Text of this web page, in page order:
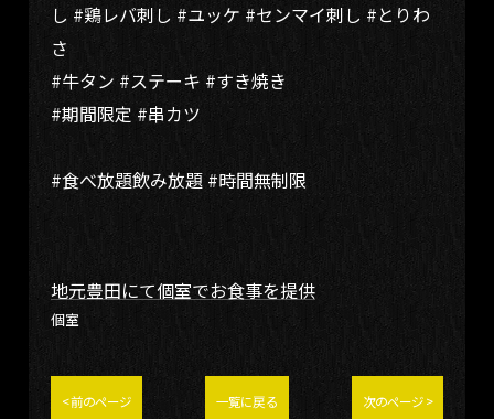
し #鶏レバ刺し #ユッケ #センマイ刺し #とりわ
さ
#牛タン #ステーキ #すき焼き
#期間限定 #串カツ
#食べ放題飲み放題 #時間無制限
地元豊田にて個室でお食事を提供
個室
< 前のページ 一覧に戻る 次のページ >